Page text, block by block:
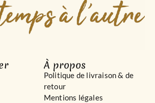
À propos
Politique de livraison & de
retour
Mentions légales